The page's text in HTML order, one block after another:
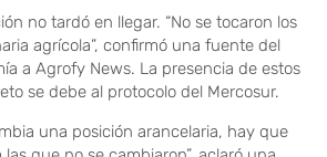
no tardó en llegar. “No se tocaron los
agrícola”, confirmó una fuente del
a Agrofy News. La presencia de estos
se debe al protocolo del Mercosur.
una posición arancelaria, hay que